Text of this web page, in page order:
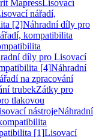
MapressLisovací
nářadí,
[2]Náhradní díly pro
kompatibilita
díly pro Lisovací
[4]Náhradní
na zpracování
trubekZátky pro
tlakovou
nástrojeNáhradní
[1]Lisovací